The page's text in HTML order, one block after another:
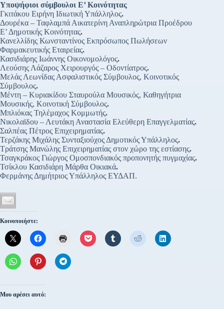
Υποψήφιοι σύμβουλοι Ε’ Κοινότητας
Γκιτάκου Ειρήνη Ιδιωτική Υπάλληλος.
Δουρέκα – Ταφλαμπά Αικατερίνη Αναπληρώτρια Προέδρου
Ε’ Δημοτικής Κοινότητας.
Κανελλίδης Κωνσταντίνος Εκπρόσωπος Πωλήσεων
Φαρμακευτικής Εταιρείας.
Κασιδιάρης Ιωάννης Οικονομολόγος.
Λεούσης Λάζαρος Χειρουργός – Οδοντίατρος.
Μελάς Λεωνίδας Ασφαλιστικός Σύμβουλος, Κοινοτικός
Σύμβουλος.
Μέντη – Κυριακίδου Σταυρούλα Μουσικός, Καθηγήτρια
Μουσικής, Κοινοτική Σύμβουλος.
Μπλιόκας Τηλέμαχος Κομμωτής.
Νικολαϊδου – Λευτάκη Αναστασία Ελεύθερη Επαγγελματίας.
Σαλπέας Πέτρος Επιχειρηματίας.
Τερζάκης Μιχάλης Συνταξιούχος Δημοτικός Υπάλληλος.
Τράτσης Μανώλης Επιχειρηματίας στον χώρο της εστίασης.
Τσαγκράκος Γιώργος Ομοσπονδιακός προπονητής πυγμαχίας.
Τσίκλου Κασιδιάρη Μάρθα Οικιακά.
Φερμάνης Δημήτριος Υπάλληλος ΕΥΔΑΠ.
Κοινοποιήστε:
Μου αρέσει αυτό: